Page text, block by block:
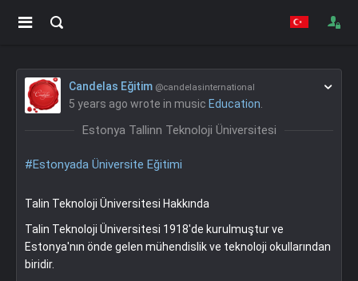
Candelas Eğitim @candelasinternational
5 years ago wrote in music Education
Estonya Tallinn Teknoloji Üniversitesi
#Estonyada Üniversite Eğitimi
Talin Teknoloji Üniversitesi Hakkında
Talin Teknoloji Üniversitesi 1918'de kurulmuştur ve
Estonya'nın önde gelen mühendislik ve teknoloji okullarından
biridir.